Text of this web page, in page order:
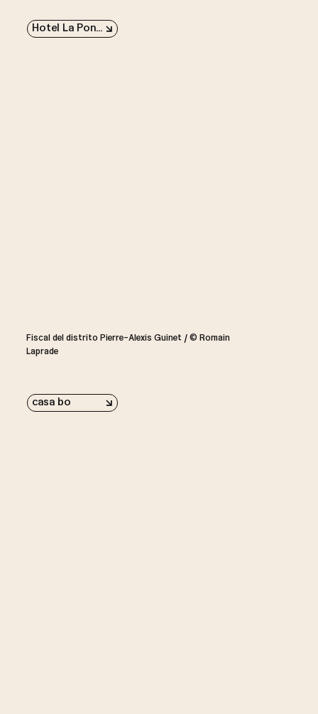
Hotel La Ponche
Fiscal del distrito Pierre-Alexis Guinet / © Romain
Laprade
casa bo